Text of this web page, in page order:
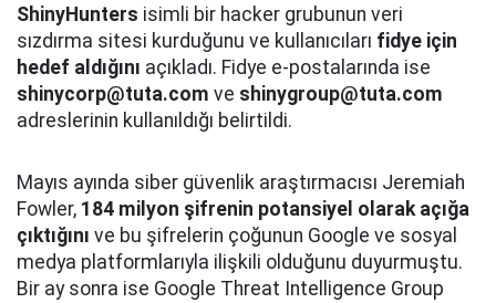
ShinyHunters isimli bir hacker grubunun veri
sızdırma sitesi kurduğunu ve kullanıcıları fidye için
hedef aldığını açıkladı. Fidye e-postalarında ise
shinycorp@tuta.com ve shinygroup@tuta.com
adreslerinin kullanıldığı belirtildi.
Mayıs ayında siber güvenlik araştırmacısı Jeremiah
Fowler, 184 milyon şifrenin potansiyel olarak açığa
çıktığını ve bu şifrelerin çoğunun Google ve sosyal
medya platformlarıyla ilişkili olduğunu duyurmuştu.
Bir ay sonra ise Google Threat Intelligence Group